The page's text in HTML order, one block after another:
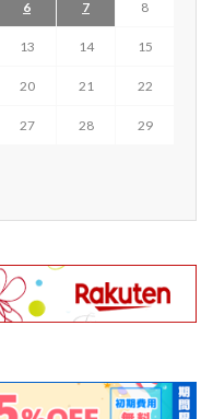
6 7 8
13 14 15
20 21 22
27 28 29